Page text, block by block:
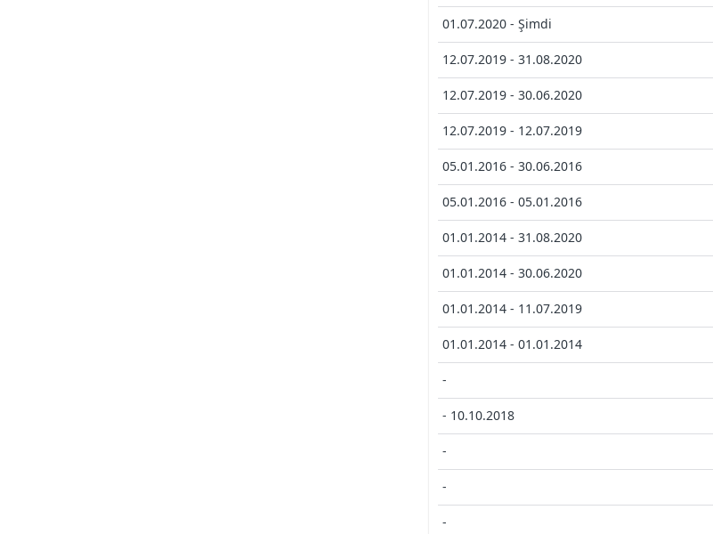
01.07.2020 - Şimdi
12.07.2019 - 31.08.2020
12.07.2019 - 30.06.2020
12.07.2019 - 12.07.2019
05.01.2016 - 30.06.2016
05.01.2016 - 05.01.2016
01.01.2014 - 31.08.2020
01.01.2014 - 30.06.2020
01.01.2014 - 11.07.2019
01.01.2014 - 01.01.2014
-
- 10.10.2018
-
-
-